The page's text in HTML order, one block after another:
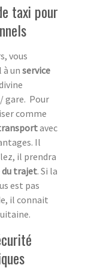
taxi pour
vous
un service
gare. Pour
comme
avec
Il
il prendra
du trajet. Si la
est pas
il connait